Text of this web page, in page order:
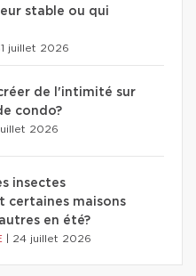
stable ou qui
juillet 2026
de l'intimité sur
condo?
2026
insectes
certaines maisons
en été?
24 juillet 2026